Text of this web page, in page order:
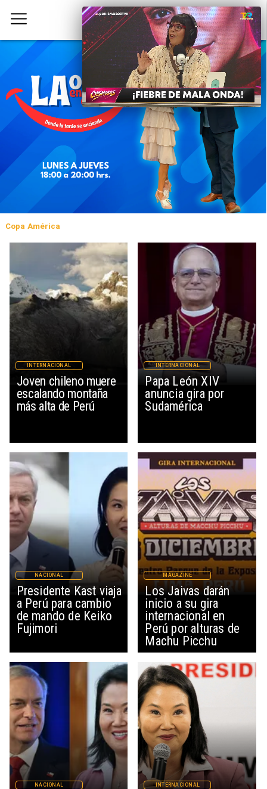
Copa América
Joven chileno muere
escalando montaña
más alta de Perú
INTERNACIONAL
Papa León XIV
anuncia gira por
Sudamérica
INTERNACIONAL
Presidente Kast viaja
a Perú para cambio
de mando de Keiko
Fujimori
NACIONAL
Los Jaivas darán
inicio a su gira
internacional en
Perú por alturas de
Machu Picchu
MAGAZINE
NACIONAL INTERNACIONAL